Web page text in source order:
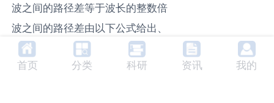
波之间的路径差等于波长的整数倍
波之间的路径差由以下公式给出、
其中n是一个整数，代表波之间的波长差数
（n=0,1,2,3），λ是波的波长。
首页 分类 科研 资讯 我的